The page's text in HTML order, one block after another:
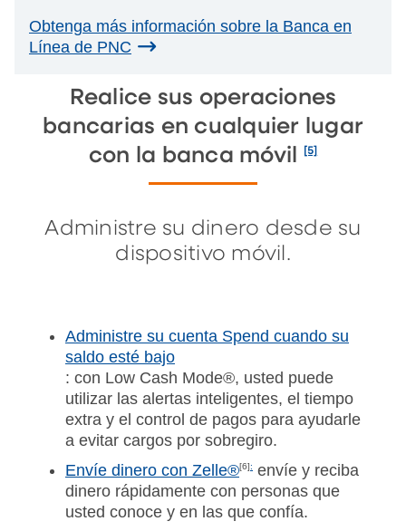
Obtenga más información sobre la Banca en
Línea de PNC
Realice sus operaciones
bancarias en cualquier lugar
con la banca móvil
[5]
Administre su dinero desde su
dispositivo móvil.
Administre su cuenta Spend cuando su
saldo esté bajo
: con Low Cash Mode®, usted puede
utilizar las alertas inteligentes, el tiempo
extra y el control de pagos para ayudarle
a evitar cargos por sobregiro.
Envíe dinero con Zelle®[6]: envíe y reciba
dinero rápidamente con personas que
usted conoce y en las que confía.